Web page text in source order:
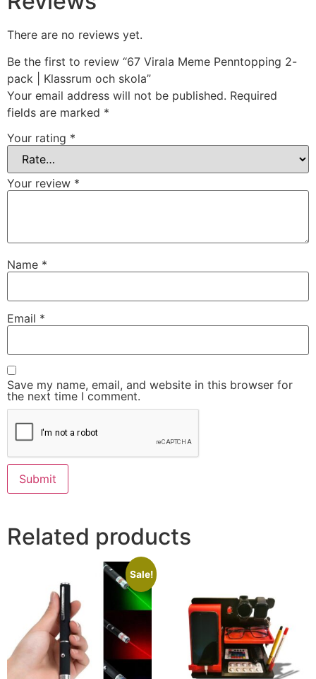
There are no reviews yet.
Be the first to review “67 Virala Meme Penntopping 2-
pack | Klassrum och skola”
Your email address will not be published. Required
fields are marked *
Your rating *
Your review *
Name *
Email *
Save my name, email, and website in this browser for
the next time I comment.
Related products
Sale!